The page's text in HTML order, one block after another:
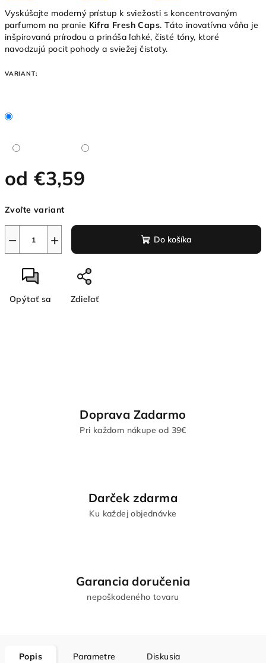
Vyskúšajte moderný prístup k sviežosti s koncentrovaným
parfumom na pranie Kifra Fresh Caps. Táto inovatívna vôňa je
inšpirovaná prírodou a prináša ľahké, čisté tóny, ktoré
navodzujú pocit pohody a sviežej čistoty.
VARIANT:
od€3,59
cena:
Zvoľte variant
+
− Do košíka
Opýtať sa Zdieľať
Doprava Zadarmo
Pri každom nákupe od 39€
Darček zdarma
Ku každej objednávke
Garancia doručenia
nepoškodeného tovaru
Popis Parametre Diskusia